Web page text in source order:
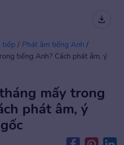
tiếp / Phát âm tiếng Anh /
tiếng Anh? Cách phát âm, ý
mấy trong
phát âm, ý